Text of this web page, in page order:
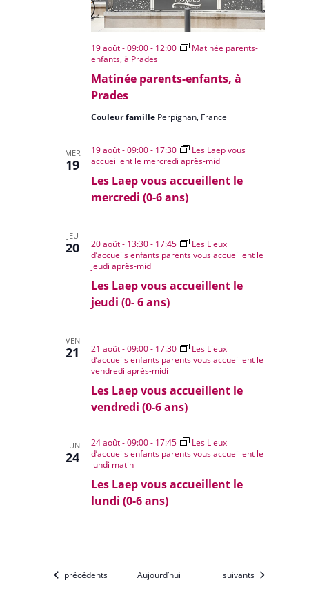
Matinée parents-enfants, à
Prades
19 août - 09:00- 12:00
Matinée parents-
enfants, à Prades
Couleur famille Perpignan, France
MER
19
Les Laep vous accueillent le
mercredi (0-6 ans)
19 août - 09:00- 17:30
Les Laep vous
accueillent le mercredi après-midi
JEU
20
Les Laep vous accueillent le
jeudi (0- 6 ans)
20 août - 13:30- 17:45
Les Lieux
d’accueils enfants parents vous accueillent le
jeudi après-midi
VEN
21
Les Laep vous accueillent le
vendredi (0-6 ans)
21 août - 09:00- 17:30
Les Lieux
d’accueils enfants parents vous accueillent le
vendredi après-midi
LUN
24
Les Laep vous accueillent le
lundi (0-6 ans)
24 août - 09:00- 17:45
Les Lieux
d’accueils enfants parents vous accueillent le
lundi matin
Évènements
précédents Aujourd’hui Évènements
suivants